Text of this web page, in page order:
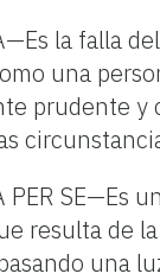
la falla
una
prudente y
PER SE—Es
resulta de
una